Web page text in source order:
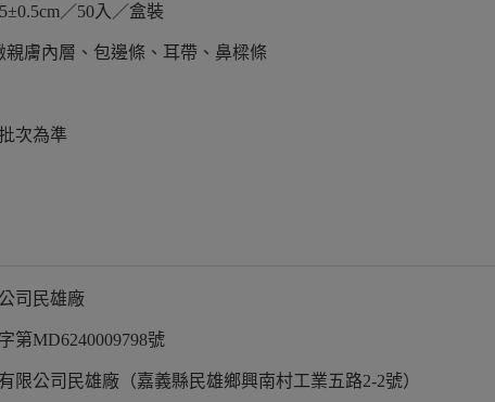
／50入／盒裝
親膚內層、包邊條、耳帶、鼻樑條
次為準
司民雄廠
第MD6240009798號
限公司民雄廠（嘉義縣民雄鄉興南村工業五路2-2號）